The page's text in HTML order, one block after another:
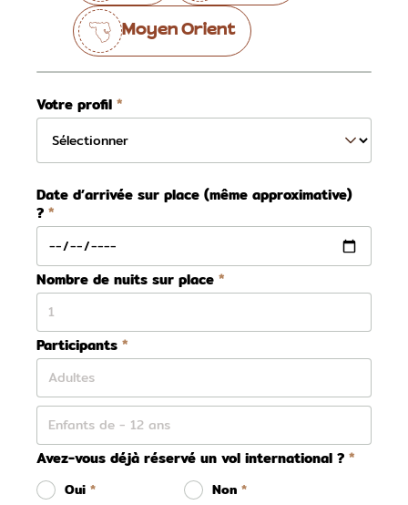
Moyen Orient
Votre profil
Date d’arrivée sur place (même approximative)
?
Nombre de nuits sur place
Participants
Avez-vous déjà réservé un vol international ?
Oui Non